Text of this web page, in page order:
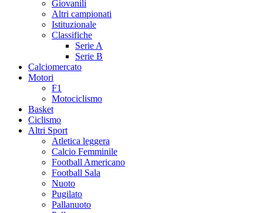
Giovanili
Altri campionati
Istituzionale
Classifiche
Serie A
Serie B
Calciomercato
Motori
F1
Motociclismo
Basket
Ciclismo
Altri Sport
Atletica leggera
Calcio Femminile
Football Americano
Football Sala
Nuoto
Pugilato
Pallanuoto